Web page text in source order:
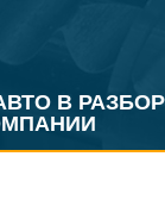
В РАЗБОР